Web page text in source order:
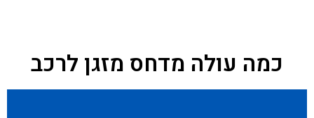
כמה עולה מדחס מזגן לרכב